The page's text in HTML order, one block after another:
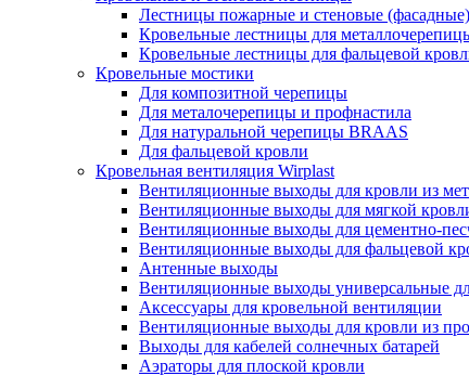
Лестницы пожарные и стеновые (фасадные)
Кровельные лестницы для
Кровельные лестницы для фальцевой
Кровельные мостики
Для композитной черепицы
Для металочерепицы и профнастила
Для натуральной черепицы BRAAS
Для фальцевой кровли
Кровельная вентиляция Wirplast
Вентиляционные выходы для кровли из
Вентиляционные выходы для мягкой
Вентиляционные выходы для цементно-
Вентиляционные выходы для фальцевой
Антенные выходы
Вентиляционные выходы универсальные
Аксессуары для кровельной вентиляции
Вентиляционные выходы для кровли из
Выходы для кабелей солнечных батарей
Аэраторы для плоской кровли